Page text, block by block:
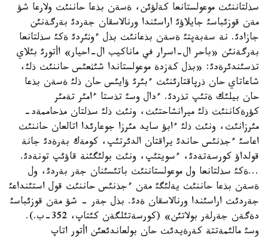
سذلتاننئث موعولستانعا كةلؤئن، ةسةن بذعا حاننئث ولارعا شؤ
مةن قوزئباسئ جايلاؤئ اراسئندا ورنالاسقان جةردئ بةرگةنئن
جازادئ. نة سةبةپتئ ةسةن بذعانئث بذل ءوثئردئ ةكئ سذلتانعا
بةرگةنئن «باحر ال-اسرار في ماناكيب ال-احيار» اأتورئ بئلاي
تذسئندئرةدئ: «بذل كةزدة موعولستاندا شئثعئس حاننئث ذلئ،
شاعاتاي حان ذرپاقتارئنئث ءبئرئ ؤايئس حان ذلئ ةسةن بذعا
حان بيلئك ةتئپ تذردئ. ءدال وسئ تذستا ءامئر تةمئر
كؤرةكاننئث ذلئ ميرانشاحتئث، ونئث ذلئ سذلتان مذحاممةد-
مئرزانئث، ونئث ذلئ ءابؤ سايد مئرزا جوعارئدا اتالعان حاننئث
اعاسئ ءجذنئس حاندئ يراقتان الدئرتئپ، كومةك بةرةدئ جانة
قولداؤ كورسةتةدئ، ءسويتئپ، ونئث بولئگئنة قاؤئپ تونةدئ.
...ةكئ سذلتانعا ول موعولستاننئث باتئسئنان جةر بةردئ، ول
ةسةن بذعا حاننئث يةلئگئ مةن ءجذنئس حاننئث قول استئنداعئ
جةردئث اراسئندا ورنالاسقان ةدئ. بذل جةر - شؤ مةن قوزئباسئ
دةگةن جةرلةر بولاتئن» (كورسةتئلگةن كئتاپ، 352-ب.).
وسئ مالئمةتتة كةرةيدئث حان بولعاندئعئن اأتور اتاپ